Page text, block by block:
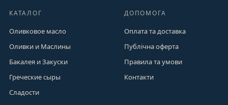
КАТАЛОГ
Оливковое масло
Оливки и Маслины
Бакалея и Закуски
Греческие сыры
Сладости
ДОПОМОГА
Оплата та доставка
Публічна оферта
Правила та умови
Контакти